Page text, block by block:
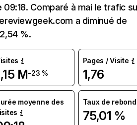
09:18. Comparé à mai le trafic
a diminué de
%.
M-23 %
Pages / Visite
1,76
moyenne des
Taux de rebond
75,01 %